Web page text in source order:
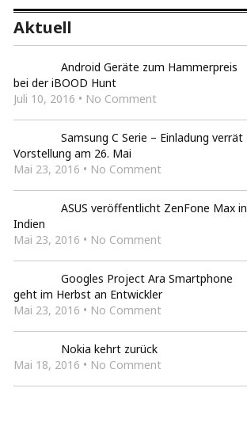
Aktuell
Android Geräte zum Hammerpreis
bei der iBOOD Hunt
Juli 10, 2016 • No Comment
Samsung C Serie – Einladung verrät
Vorstellung am 26. Mai
Mai 23, 2016 • No Comment
ASUS veröffentlicht ZenFone Max in
Indien
Mai 23, 2016 • No Comment
Googles Project Ara Smartphone
geht im Herbst an Entwickler
Mai 23, 2016 • No Comment
Nokia kehrt zurück
Mai 18, 2016 • No Comment